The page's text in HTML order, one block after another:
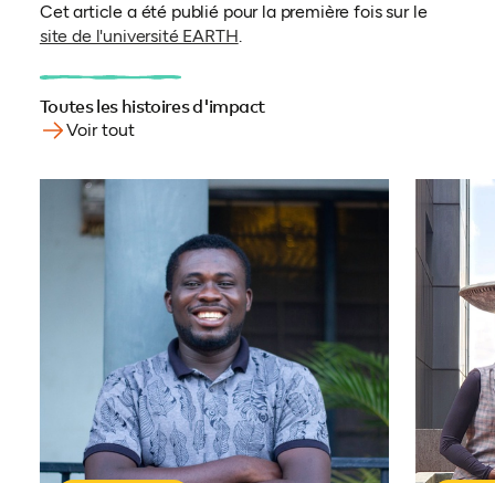
Cet article a été publié pour la première fois sur le
site de l'université EARTH(ouvre dans un nouvel onglet)
.
Toutes les histoires d'impact
Voir tout